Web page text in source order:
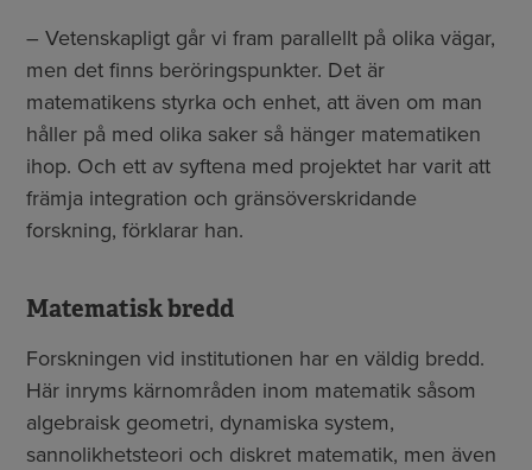
– Vetenskapligt går vi fram parallellt på olika vägar,
men det finns beröringspunkter. Det är
matematikens styrka och enhet, att även om man
håller på med olika saker så hänger matematiken
ihop. Och ett av syftena med projektet har varit att
främja integration och gränsöverskridande
forskning, förklarar han.
Matematisk bredd
Forskningen vid institutionen har en väldig bredd.
Här inryms kärnområden inom matematik såsom
algebraisk geometri, dynamiska system,
sannolikhetsteori och diskret matematik, men även